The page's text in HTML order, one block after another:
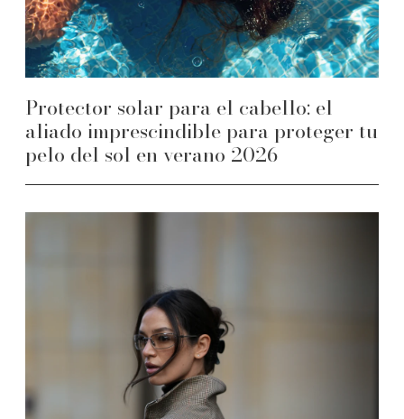
Protector solar para el cabello: el
aliado imprescindible para proteger tu
pelo del sol en verano 2026